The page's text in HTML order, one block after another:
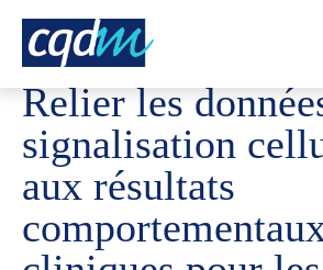
CQDM RÉALISATIONS
Relier les
signalisation
aux résultats